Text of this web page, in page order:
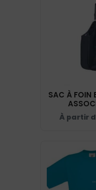
SAC À FOIN
CAVALAIRE
- NAVY
À partir